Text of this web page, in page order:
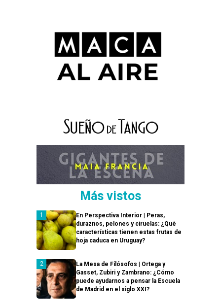
Más vistos
En Perspectiva Interior | Peras,
duraznos, pelones y ciruelas: ¿Qué
características tienen estas frutas de
hoja caduca en Uruguay?
La Mesa de Filósofos | Ortega y
Gasset, Zubiri y Zambrano: ¿Cómo
puede ayudarnos a pensar la Escuela
de Madrid en el siglo XXI?